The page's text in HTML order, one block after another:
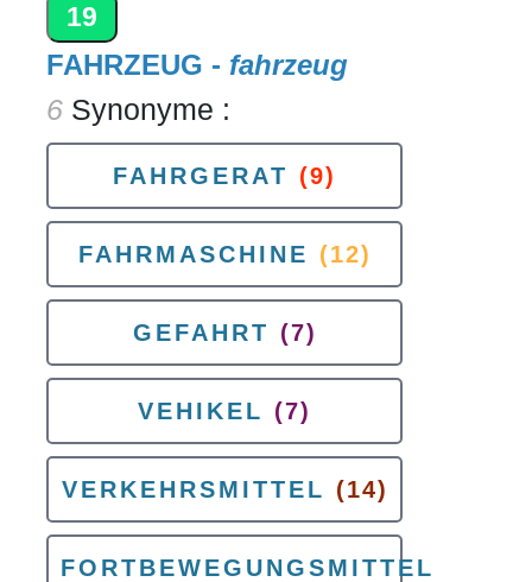
19
FAHRZEUG - fahrzeug
6 Synonyme :
FAHRGERAT (9)
FAHRMASCHINE (12)
GEFAHRT (7)
VEHIKEL (7)
VERKEHRSMITTEL (14)
FORTBEWEGUNGSMITTEL